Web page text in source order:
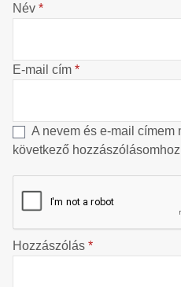
Név *
E-mail cím *
A nevem és e-mail címem
következő
Hozzászólás *